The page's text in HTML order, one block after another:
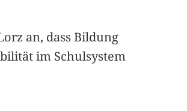
an, dass Bildung
im Schulsystem